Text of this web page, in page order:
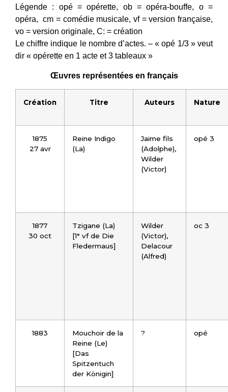
Légende : opé = opérette, ob = opéra-bouffe, o =
opéra, cm = comédie musicale, vf = version française,
vo = version originale, C: = création
Le chiffre indique le nombre d’actes. – « opé 1/3 » veut
dir « opérette en 1 acte et 3 tableaux »
Œuvres représentées en français
Création Titre Auteurs Nature
1875
27 avr
Reine Indigo
(La)
Jaime fils
(Adolphe),
Wilder
(Victor)
opé 3
1877
30 oct
Tzigane (La)
[1° vf de Die
Fledermaus]
Wilder
(Victor),
Delacour
(Alfred)
oc 3
1883
Mouchoir de la
Reine (Le)
[Das
Spitzentuch
der Königin]
? opé